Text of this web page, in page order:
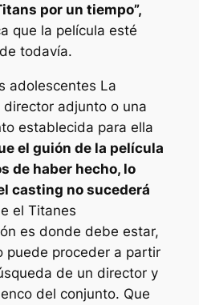
por un tiempo”,
que la película esté
todavía.
adolescentes La
adjunto o una
establecida para ella
el guión de la película
de haber hecho, lo
casting no sucederá
el Titanes
es donde debe estar,
puede proceder a partir
de un director y
del conjunto. Que